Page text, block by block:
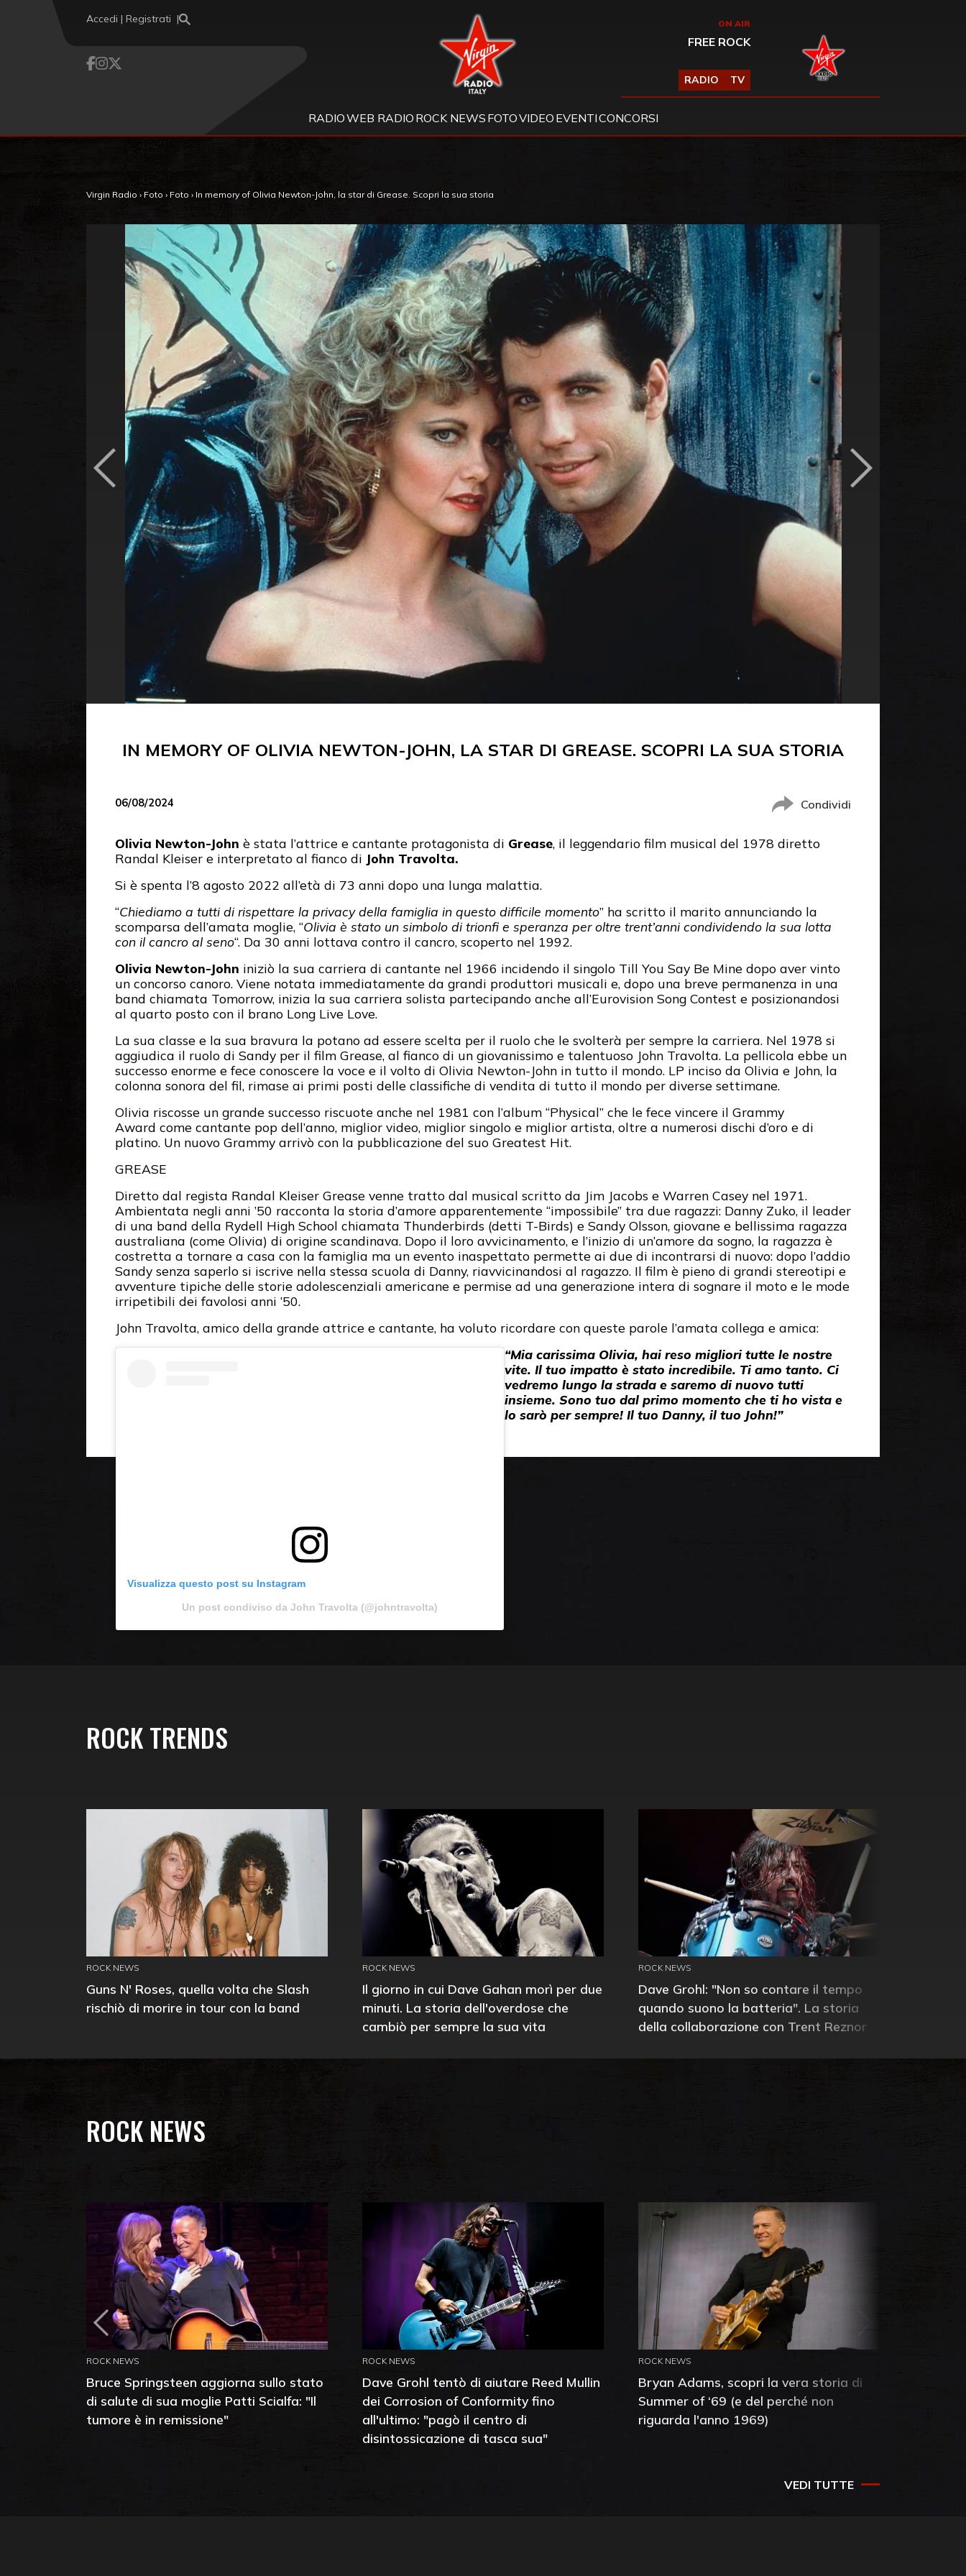
Accedi | Registrati Virgin Radio ON AIR
FREE ROCK
RADIO TV
RADIOWEB RADIO ROCK NEWS FOTOVIDEO EVENTICONCORSI
Virgin Radio › Foto › Foto › In memory of Olivia Newton-John, la star di Grease. Scopri la sua storia
IN MEMORY OF OLIVIA NEWTON-JOHN, LA STAR DI GREASE. SCOPRI LA SUA STORIA
06/08/2024 Condividi
Olivia Newton-John è stata l’attrice e cantante protagonista di Grease, il leggendario film musical del 1978 diretto
Randal Kleiser e interpretato al fianco di John Travolta.
Si è spenta l’8 agosto 2022 all’età di 73 anni dopo una lunga malattia.
“Chiediamo a tutti di rispettare la privacy della famiglia in questo difficile momento” ha scritto il marito annunciando la
scomparsa dell’amata moglie, “Olivia è stato un simbolo di trionfi e speranza per oltre trent’anni condividendo la sua lotta
con il cancro al seno“. Da 30 anni lottava contro il cancro, scoperto nel 1992.
Olivia Newton-John iniziò la sua carriera di cantante nel 1966 incidendo il singolo Till You Say Be Mine dopo aver vinto
un concorso canoro. Viene notata immediatamente da grandi produttori musicali e, dopo una breve permanenza in una
band chiamata Tomorrow, inizia la sua carriera solista partecipando anche all’Eurovision Song Contest e posizionandosi
al quarto posto con il brano Long Live Love.
La sua classe e la sua bravura la potano ad essere scelta per il ruolo che le svolterà per sempre la carriera. Nel 1978 si
aggiudica il ruolo di Sandy per il film Grease, al fianco di un giovanissimo e talentuoso John Travolta. La pellicola ebbe un
successo enorme e fece conoscere la voce e il volto di Olivia Newton-John in tutto il mondo. LP inciso da Olivia e John, la
colonna sonora del fil, rimase ai primi posti delle classifiche di vendita di tutto il mondo per diverse settimane.
Olivia riscosse un grande successo riscuote anche nel 1981 con l’album “Physical” che le fece vincere il Grammy
Award come cantante pop dell’anno, miglior video, miglior singolo e miglior artista, oltre a numerosi dischi d’oro e di
platino. Un nuovo Grammy arrivò con la pubblicazione del suo Greatest Hit.
GREASE
Diretto dal regista Randal Kleiser Grease venne tratto dal musical scritto da Jim Jacobs e Warren Casey nel 1971.
Ambientata negli anni ’50 racconta la storia d’amore apparentemente “impossibile” tra due ragazzi: Danny Zuko, il leader
di una band della Rydell High School chiamata Thunderbirds (detti T-Birds) e Sandy Olsson, giovane e bellissima ragazza
australiana (come Olivia) di origine scandinava. Dopo il loro avvicinamento, e l’inizio di un’amore da sogno, la ragazza è
costretta a tornare a casa con la famiglia ma un evento inaspettato permette ai due di incontrarsi di nuovo: dopo l’addio
Sandy senza saperlo si iscrive nella stessa scuola di Danny, riavvicinandosi al ragazzo. Il film è pieno di grandi stereotipi e
avventure tipiche delle storie adolescenziali americane e permise ad una generazione intera di sognare il moto e le mode
irripetibili dei favolosi anni ’50.
John Travolta, amico della grande attrice e cantante, ha voluto ricordare con queste parole l’amata collega e amica:
Visualizza questo post su Instagram
Un post condiviso da John Travolta (@johntravolta)
“Mia carissima Olivia, hai reso migliori tutte le nostre
vite. Il tuo impatto è stato incredibile. Ti amo tanto. Ci
vedremo lungo la strada e saremo di nuovo tutti
insieme. Sono tuo dal primo momento che ti ho vista e
lo sarò per sempre! Il tuo Danny, il tuo John!”
ROCK TRENDS
ROCK NEWS
Guns N' Roses, quella volta che Slash
rischiò di morire in tour con la band
ROCK NEWS
Il giorno in cui Dave Gahan morì per due
minuti. La storia dell'overdose che
cambiò per sempre la sua vita
ROCK NEWS
Dave Grohl: "Non so contare il tempo
quando suono la batteria". La storia
della collaborazione con Trent Reznor
ROCK NEWS
ROCK NEWS
Bruce Springsteen aggiorna sullo stato
di salute di sua moglie Patti Scialfa: "Il
tumore è in remissione"
ROCK NEWS
Dave Grohl tentò di aiutare Reed Mullin
dei Corrosion of Conformity fino
all'ultimo: "pagò il centro di
disintossicazione di tasca sua"
ROCK NEWS
Bryan Adams, scopri la vera storia di
Summer of ‘69 (e del perché non
riguarda l'anno 1969)
VEDI TUTTE